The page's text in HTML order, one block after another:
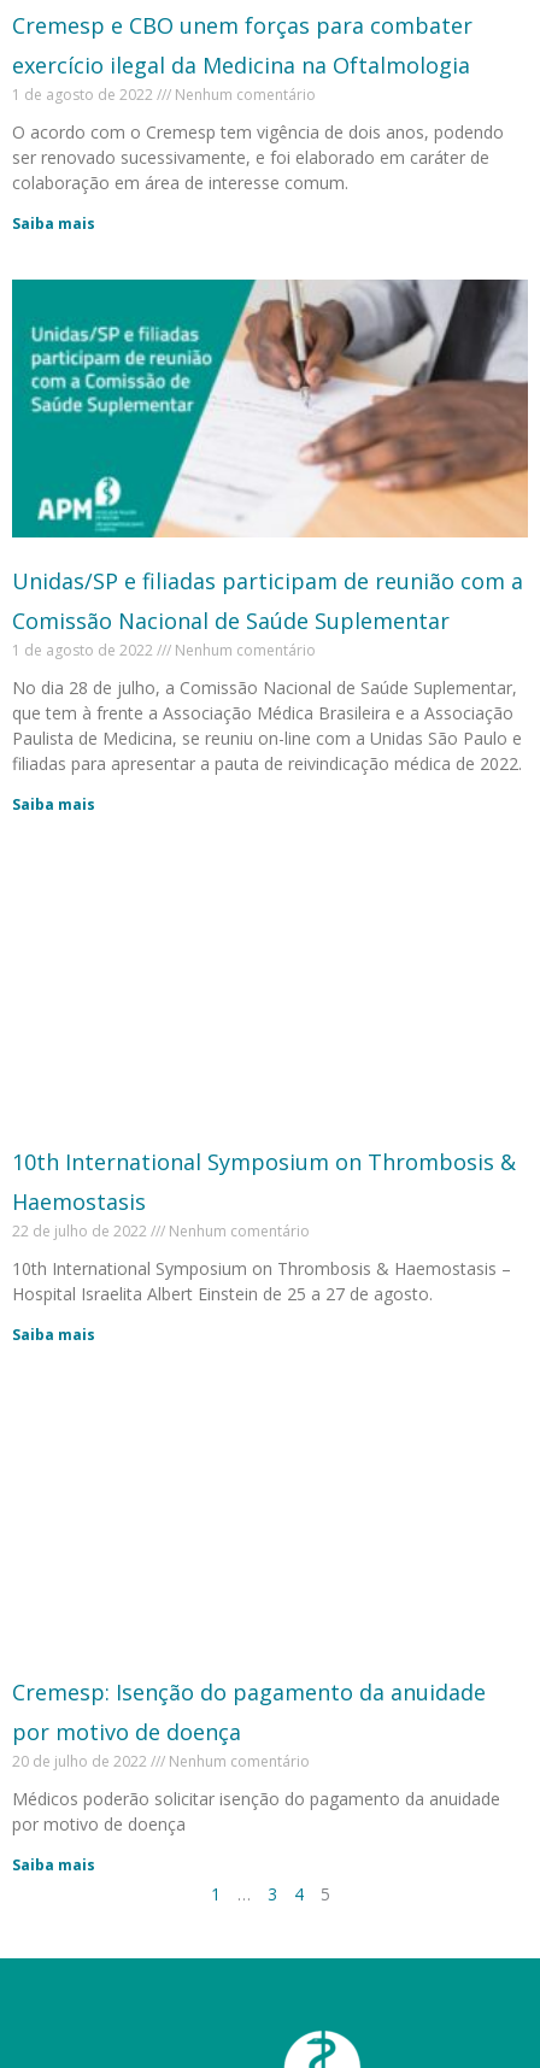
Cremesp e CBO unem forças para combater
exercício ilegal da Medicina na Oftalmologia
1 de agosto de 2022 Nenhum comentário
O acordo com o Cremesp tem vigência de dois anos, podendo
ser renovado sucessivamente, e foi elaborado em caráter de
colaboração em área de interesse comum.
Saiba mais
Unidas/SP e filiadas participam de reunião com a
Comissão Nacional de Saúde Suplementar
1 de agosto de 2022 Nenhum comentário
No dia 28 de julho, a Comissão Nacional de Saúde Suplementar,
que tem à frente a Associação Médica Brasileira e a Associação
Paulista de Medicina, se reuniu on-line com a Unidas São Paulo e
filiadas para apresentar a pauta de reivindicação médica de 2022.
Saiba mais
10th International Symposium on Thrombosis &
Haemostasis
22 de julho de 2022 Nenhum comentário
10th International Symposium on Thrombosis & Haemostasis –
Hospital Israelita Albert Einstein de 25 a 27 de agosto.
Saiba mais
Cremesp: Isenção do pagamento da anuidade
por motivo de doença
20 de julho de 2022 Nenhum comentário
Médicos poderão solicitar isenção do pagamento da anuidade
por motivo de doença
Saiba mais
1 … 3 4 5